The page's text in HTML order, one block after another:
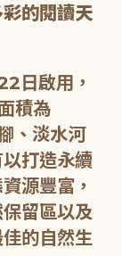
的閱讀天
日啟用，
積為
、淡水河
打造永續
源豐富，
留區以及
的自然生